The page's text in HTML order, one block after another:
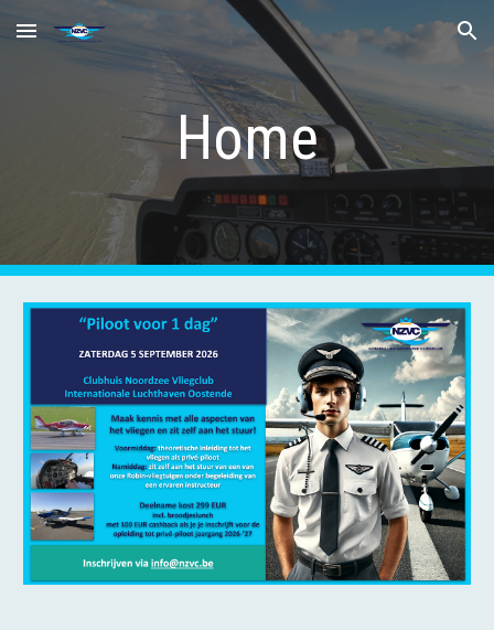
Skip to main content Skip to navigation
Home